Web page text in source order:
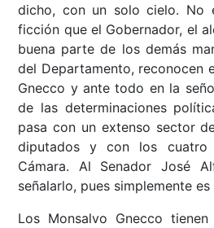
dicho, con un solo cielo. No
ficción que el Gobernador, el
buena parte de los demás
del Departamento, reconocen
Gnecco y ante todo en la
de las determinaciones
pasa con un extenso sector
diputados y con los cuatro
Cámara. Al Senador José
señalarlo, pues simplemente
Los Monsalvo Gnecco